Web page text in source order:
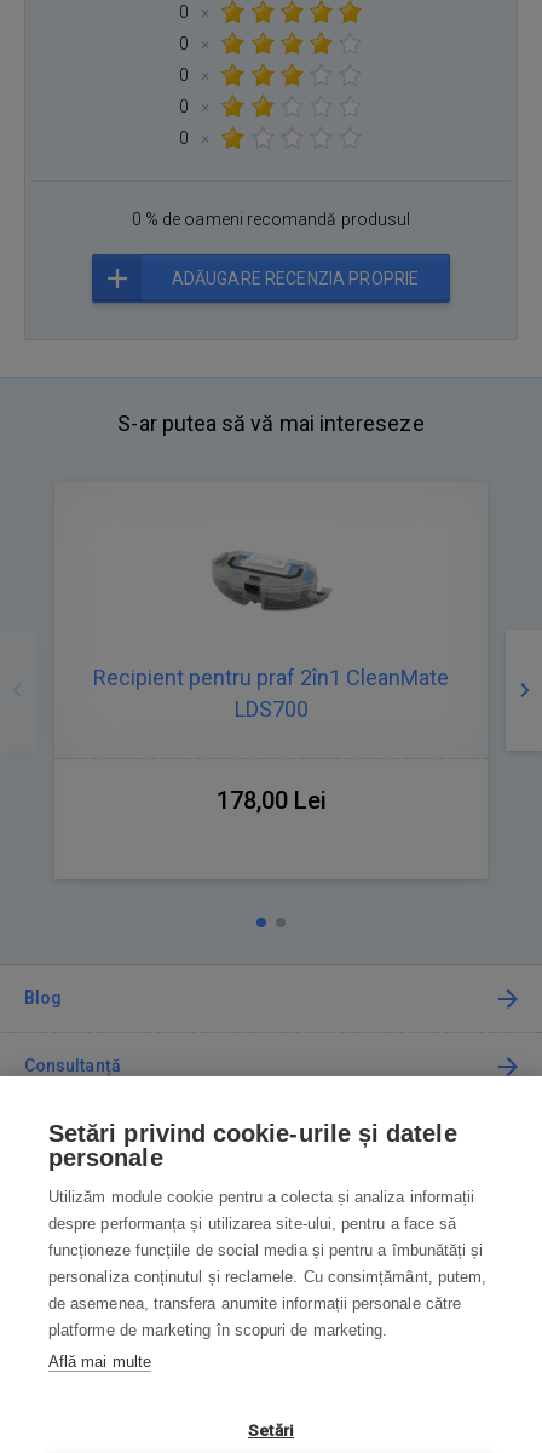
0
×
0
×
0
×
0
×
0
×
0 % de oameni recomandă produsul
ADĂUGARE RECENZIA PROPRIE
S-ar putea să vă mai intereseze
Recipient pentru praf 2în1 CleanMate
LDS700
178,00 Lei
Blog
Consultanță
Cum cumpăr
Contact
Contactați-ne
info@robotworld.ro
031 22 97 010
Setări privind cookie-urile și datele
personale
Utilizăm module cookie pentru a colecta și analiza informații
despre performanța și utilizarea site-ului, pentru a face să
funcționeze funcțiile de social media și pentru a îmbunătăți și
personaliza conținutul și reclamele. Cu consimțământ, putem,
de asemenea, transfera anumite informații personale către
platforme de marketing în scopuri de marketing.
Află mai multe
Setări